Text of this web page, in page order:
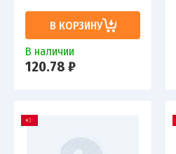
В КОРЗИНУ
В наличии
120.78 ₽